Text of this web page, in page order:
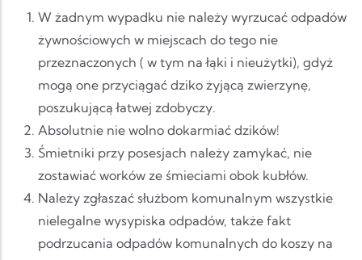
W żadnym wypadku nie należy wyrzucać odpadów
żywnościowych w miejscach do tego nie
przeznaczonych ( w tym na łąki i nieużytki), gdyż
mogą one przyciągać dziko żyjącą zwierzynę,
poszukującą łatwej zdobyczy.
Absolutnie nie wolno dokarmiać dzików!
Śmietniki przy posesjach należy zamykać, nie
zostawiać worków ze śmieciami obok kubłów.
Należy zgłaszać służbom komunalnym wszystkie
nielegalne wysypiska odpadów, także fakt
podrzucania odpadów komunalnych do koszy na